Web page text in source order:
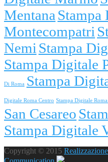
Mentana Stampa
Montecompatri
Nemi Stampa
Stampa Digitale
Di Roma Stampa
Digitale Roma Centro Stampa Digitale Roma
San Cesareo
Stampa Digitale
Copyright © 2015